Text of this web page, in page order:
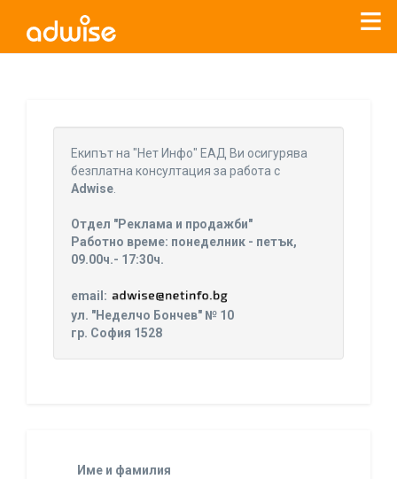
Уважаеми рекламодатели, с настоящото съобщение
бихме искали да Ви уведомим, че „Нет Инфо“ ЕАД (
прекратява услугата Adwiseсчитано от
г
Eкипът на "Нет Инфо" ЕАД Ви осигурява
безплатна консултация за работа с
Adwise.
Отдел "Реклама и продажби"
Работно време: понеделник - петък,
09.00ч.- 17:30ч.
email:
ул. "Неделчо Бончев" № 10
гр. София 1528
Име и фамилия